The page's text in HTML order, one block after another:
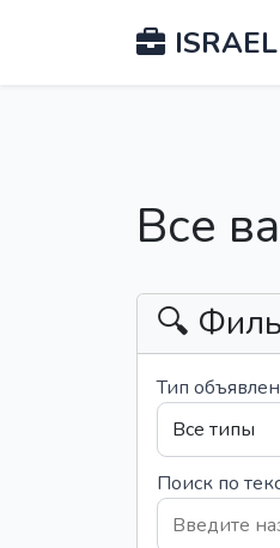
Все
🔍
Тип
Поиск по